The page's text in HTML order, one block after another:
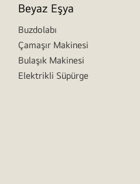
Beyaz Eşya
Buzdolabı
Çamaşır Makinesi
Bulaşık Makinesi
Elektrikli Süpürge